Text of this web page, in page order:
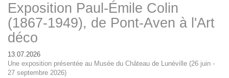
Exposition Paul-Émile Colin
(1867-1949), de Pont-Aven à l'Art
déco
13.07.2026
Une exposition présentée au Musée du Château de Lunéville (26 juin -
27 septembre 2026)